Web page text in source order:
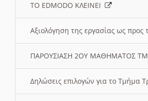
ΤΟ EDMODO ΚΛΕΙΝΕΙ
Αξιολόγηση της εργασίας ως
ΠΑΡΟΥΣΙΑΣΗ 2ΟΥ ΜΑΘΗΜΑΤΟΣ
Δηλώσεις επιλογών για το Τμήμα